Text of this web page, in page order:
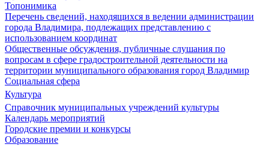
Топонимика
Перечень сведений, находящихся в ведении администрации
города Владимира, подлежащих представлению с
использованием координат
Общественные обсуждения, публичные слушания по
вопросам в сфере градостроительной деятельности на
территории муниципального образования город Владимир
Социальная сфера
Культура
Справочник муниципальных учреждений культуры
Календарь мероприятий
Городские премии и конкурсы
Образование